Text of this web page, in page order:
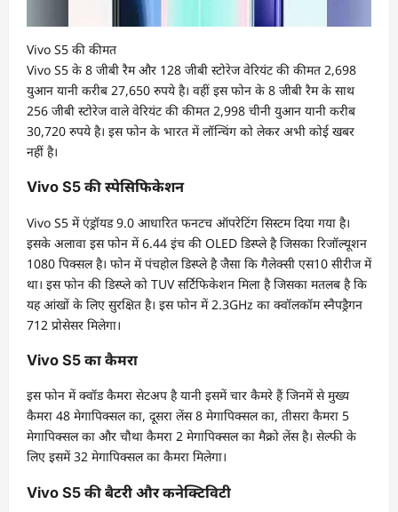
Vivo S5 की कीमत
Vivo S5 के 8 जीबी रैम और 128 जीबी स्टोरेज वेरियंट की कीमत 2,698
युआन यानी करीब 27,650 रुपये है। वहीं इस फोन के 8 जीबी रैम के साथ
256 जीबी स्टोरेज वाले वेरियंट की कीमत 2,998 चीनी युआन यानी करीब
30,720 रुपये है। इस फोन के भारत में लॉन्चिंग को लेकर अभी कोई खबर
नहीं है।
Vivo S5 की स्पेसिफिकेशन
Vivo S5 में एंड्रॉयड 9.0 आधारित फनटच ऑपरेटिंग सिस्टम दिया गया है।
इसके अलावा इस फोन में 6.44 इंच की OLED डिस्प्ले है जिसका रिजॉल्यूशन
1080 पिक्सल है। फोन में पंचहोल डिस्प्ले है जैसा कि गैलेक्सी एस10 सीरीज में
था। इस फोन की डिस्प्ले को TUV सर्टिफिकेशन मिला है जिसका मतलब है कि
यह आंखों के लिए सुरक्षित है। इस फोन में 2.3GHz का क्वॉलकॉम स्नैपड्रैगन
712 प्रोसेसर मिलेगा।
Vivo S5 का कैमरा
इस फोन में क्वॉड कैमरा सेटअप है यानी इसमें चार कैमरे हैं जिनमें से मुख्य
कैमरा 48 मेगापिक्सल का, दूसरा लेंस 8 मेगापिक्सल का, तीसरा कैमरा 5
मेगापिक्सल का और चौथा कैमरा 2 मेगापिक्सल का मैक्रो लेंस है। सेल्फी के
लिए इसमें 32 मेगापिक्सल का कैमरा मिलेगा।
Vivo S5 की बैटरी और कनेक्टिविटी